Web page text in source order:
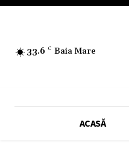
33.6 C Baia Mare
ACASĂ